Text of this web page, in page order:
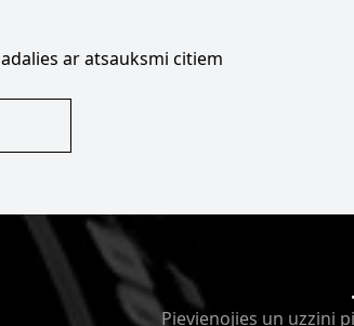
ar atsauksmi citiem
Pievienojies un uzzini